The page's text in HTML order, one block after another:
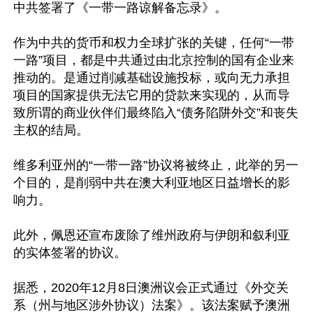
中共签署了《一带一路谅解备忘录》。
作为中共的货币和权力全球扩张的关键，任何“一带
一路”项目，都是中共通过由北京控制的国有企业来
推动的。是通过削减基础设施投标，或向无力承担
项目的国家提供无法它用的贷款来实现的，从而导
致所谓的商业伙伴们最终陷入“债务陷阱外交”和丧失
主权的结局。
维多利亚州的“一带一路”协议将被终止，此举的另一
个目的，是削弱中共在澳大利亚地区日益增长的影
响力。
此外，佩恩还宣布废除了维州政府与伊朗和叙利亚
的实体签署的协议。
据悉，2020年12月8日澳洲议会正式通过《外交关
系（州与地区涉外协议）法案》。该法案赋予澳洲